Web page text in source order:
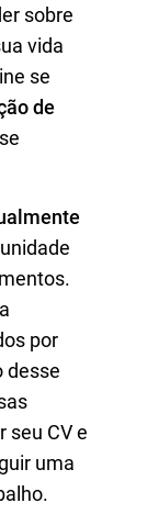
sobre
vida
se
de
por
desse
seu CV e
uma